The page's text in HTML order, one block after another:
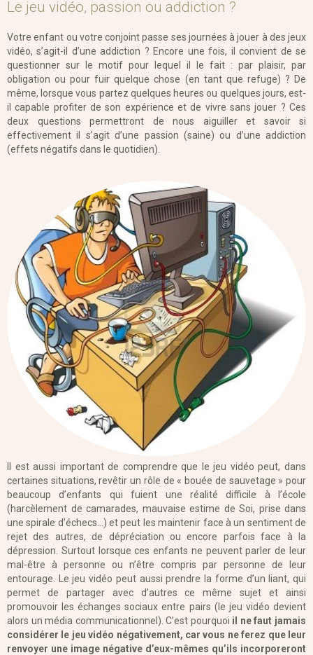
Le jeu vidéo, passion ou addiction ?
Votre enfant ou votre conjoint passe ses journées à jouer à des jeux
vidéo, s’agit-il d’une addiction ? Encore une fois, il convient de se
questionner sur le motif pour lequel il le fait : par plaisir, par
obligation ou pour fuir quelque chose (en tant que refuge) ? De
même, lorsque vous partez quelques heures ou quelques jours, est-
il capable profiter de son expérience et de vivre sans jouer ? Ces
deux questions permettront de nous aiguiller et savoir si
effectivement il s’agit d’une passion (saine) ou d’une addiction
(effets négatifs dans le quotidien).
Il est aussi important de comprendre que le jeu vidéo peut, dans
certaines situations, revêtir un rôle de « bouée de sauvetage » pour
beaucoup d’enfants qui fuient une réalité difficile à l’école
(harcèlement de camarades, mauvaise estime de Soi, prise dans
une spirale d’échecs…) et peut les maintenir face à un sentiment de
rejet des autres, de dépréciation ou encore parfois face à la
dépression. Surtout lorsque ces enfants ne peuvent parler de leur
mal-être à personne ou n’être compris par personne de leur
entourage. Le jeu vidéo peut aussi prendre la forme d’un liant, qui
permet de partager avec d’autres ce même sujet et ainsi
promouvoir les échanges sociaux entre pairs (le jeu vidéo devient
alors un média communicationnel). C’est pourquoi il ne faut jamais
considérer le jeu vidéo négativement, car vous ne ferez que leur
renvoyer une image négative d’eux-mêmes qu’ils incorporeront